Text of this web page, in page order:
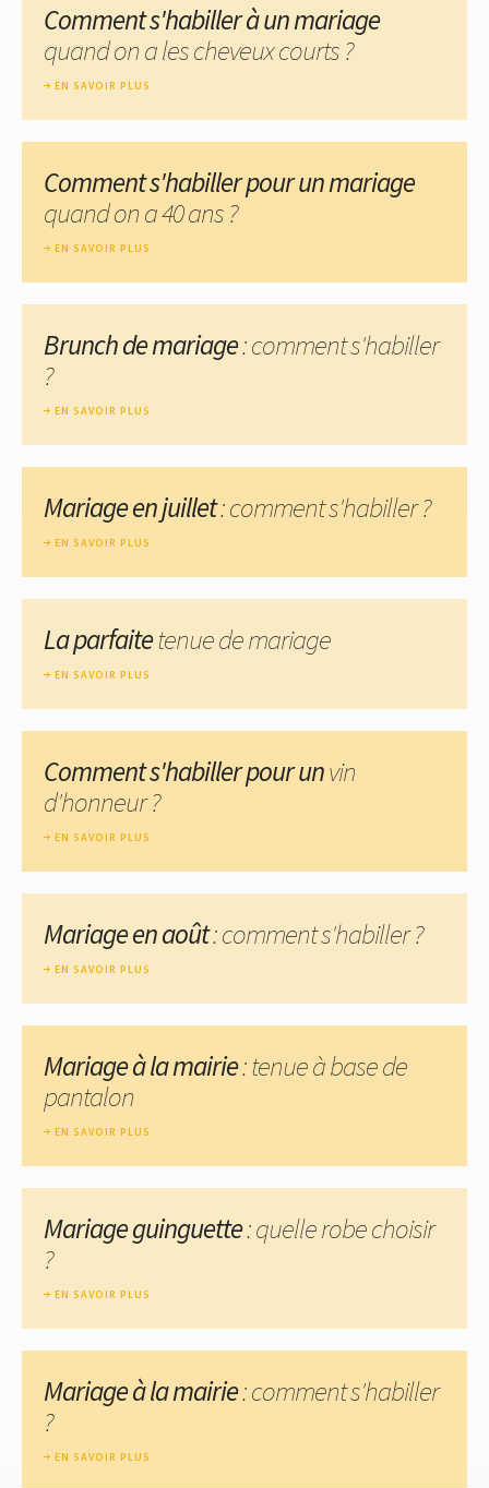
Comment s'habiller à un mariage
quand on a les cheveux courts ?
EN SAVOIR PLUS
Comment s'habiller pour un mariage
quand on a 40 ans ?
EN SAVOIR PLUS
Brunch de mariage: comment s'habiller
?
EN SAVOIR PLUS
Mariage en juillet: comment s'habiller ?
EN SAVOIR PLUS
La parfaitetenue de mariage
EN SAVOIR PLUS
Comment s'habiller pour unvin
d'honneur ?
EN SAVOIR PLUS
Mariage en août: comment s'habiller ?
EN SAVOIR PLUS
Mariage à la mairie: tenue à base de
pantalon
EN SAVOIR PLUS
Mariage guinguette: quelle robe choisir
?
EN SAVOIR PLUS
Mariage à la mairie: comment s'habiller
?
EN SAVOIR PLUS